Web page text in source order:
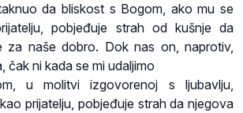
da bliskost s Bogom, ako mu se
pobjeđuje strah od kušnje da
za naše dobro. Dok nas on, naprotiv,
čak ni kada se mi udaljimo
u molitvi izgovorenoj s ljubavlju,
prijatelju, pobjeđuje strah da njegova